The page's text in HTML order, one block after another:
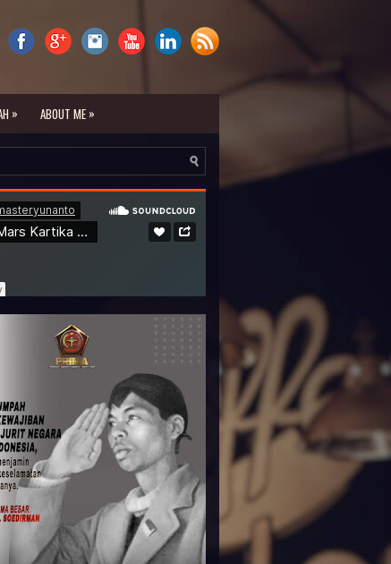
» ABOUT ME »